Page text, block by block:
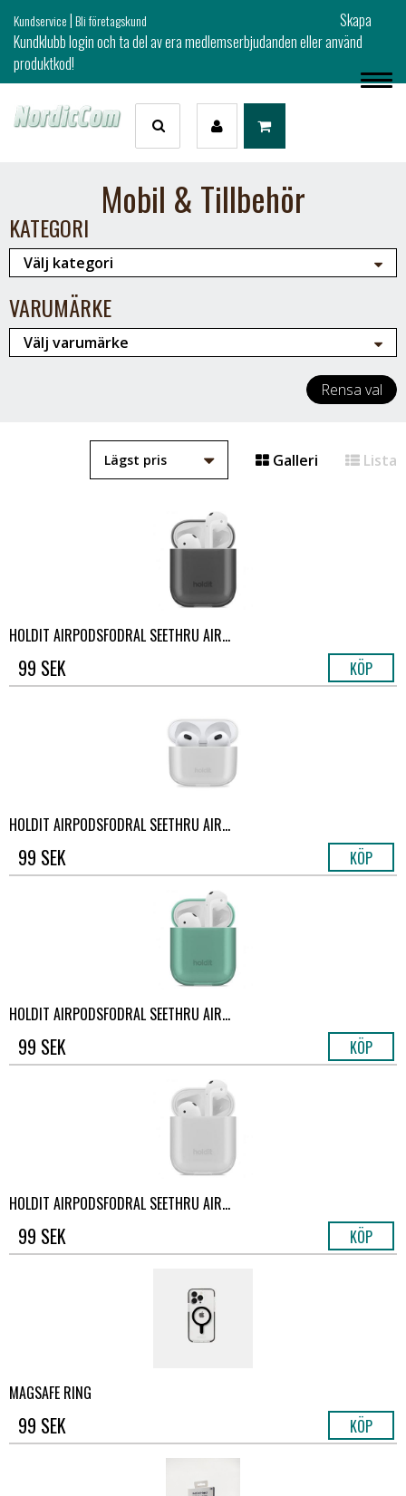
Kundservice|Bli företagskund
Skapa
Kundklubb login och ta del av era medlemserbjudanden eller använd
produktkod!
Mobil & Tillbehör
KATEGORI
VARUMÄRKE
Rensa val
Galleri Lista
HOLDIT AIRPODSFODRAL SEETHRU AIR...
99 SEK KÖP
HOLDIT AIRPODSFODRAL SEETHRU AIR...
99 SEK KÖP
HOLDIT AIRPODSFODRAL SEETHRU AIR...
99 SEK KÖP
HOLDIT AIRPODSFODRAL SEETHRU AIR...
99 SEK KÖP
MAGSAFE RING
99 SEK KÖP